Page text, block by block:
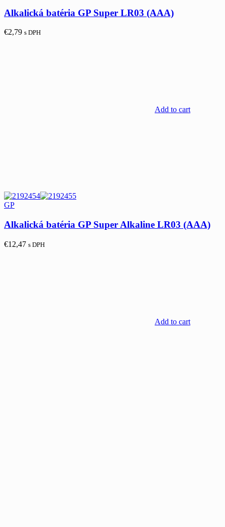
Alkalická batéria GP Super LR03 (AAA)
€2,79 s DPH
Add to cart
GP
Alkalická batéria GP Super Alkaline LR03 (AAA)
€12,47 s DPH
Add to cart